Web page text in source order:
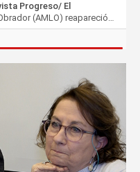
Progreso/ El
(AMLO) reapareció…